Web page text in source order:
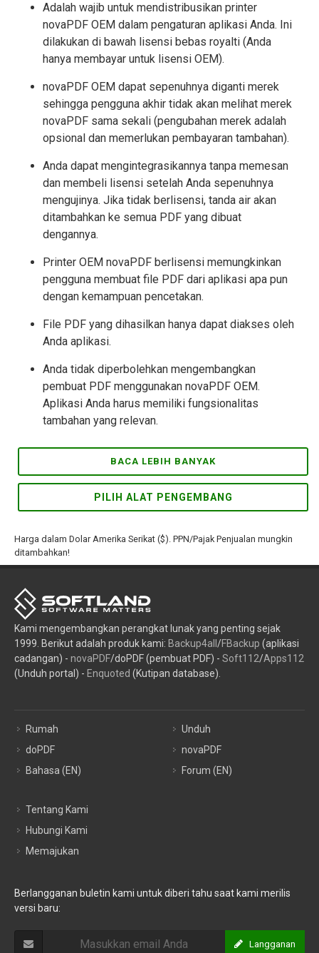
Adalah wajib untuk mendistribusikan printer
novaPDF OEM dalam pengaturan aplikasi Anda. Ini
dilakukan di bawah lisensi bebas royalti (Anda
hanya membayar untuk lisensi OEM).
novaPDF OEM dapat sepenuhnya diganti merek
sehingga pengguna akhir tidak akan melihat merek
novaPDF sama sekali (pengubahan merek adalah
opsional dan memerlukan pembayaran tambahan).
Anda dapat mengintegrasikannya tanpa memesan
dan membeli lisensi setelah Anda sepenuhnya
mengujinya. Jika tidak berlisensi, tanda air akan
ditambahkan ke semua PDF yang dibuat
dengannya.
Printer OEM novaPDF berlisensi memungkinkan
pengguna membuat file PDF dari aplikasi apa pun
dengan kemampuan pencetakan.
File PDF yang dihasilkan hanya dapat diakses oleh
Anda aplikasi.
Anda tidak diperbolehkan mengembangkan
pembuat PDF menggunakan novaPDF OEM.
Aplikasi Anda harus memiliki fungsionalitas
tambahan yang relevan.
BACA LEBIH BANYAK
PILIH ALAT PENGEMBANG
Harga dalam Dolar Amerika Serikat ($). PPN/Pajak Penjualan mungkin
ditambahkan!
Kami mengembangkan perangkat lunak yang penting sejak
1999. Berikut adalah produk kami: Backup4all /FBackup (aplikasi
cadangan) - novaPDF/doPDF (pembuat PDF) - Soft112/Apps112
(Unduh portal) - Enquoted (Kutipan database).
Rumah
doPDF
Bahasa (EN)
Unduh
novaPDF
Forum (EN)
Tentang Kami
Hubungi Kami
Memajukan
Berlangganan buletin kami untuk diberi tahu saat kami merilis
versi baru:
Langganan